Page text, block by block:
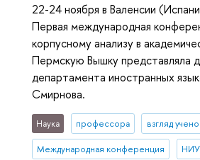
22-24 ноября в Валенсии
Первая международная
корпусному анализу в
Пермскую Вышку представляла
департамента иностранных
Смирнова.
Наука профессора взгляд
Международная конференция